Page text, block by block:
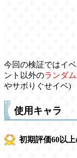
今回の検証ではイ
ント以外のランダ
やサボりぐせイベ)
使用キャラ
初期評価60以